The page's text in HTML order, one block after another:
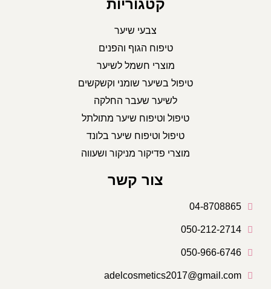
קטגוריות
צבעי שיער
טיפוח הגוף והפנים
מוצרי חשמל לשיער
טיפול בשיער שומני וקשקשים
לשיער שעבר החלקה
טיפול וטיפוח שיער מתולתל
טיפול וטיפוח שיער בלונד
מוצרי פדיקור מניקור ושעווה
צור קשר
04-8708865
050-212-2714
050-966-6746
adelcosmetics2017@gmail.com